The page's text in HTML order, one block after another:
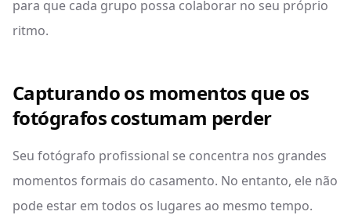
para que cada grupo possa colaborar no seu próprio
ritmo.
Capturando os momentos que os
fotógrafos costumam perder
Seu fotógrafo profissional se concentra nos grandes
momentos formais do casamento. No entanto, ele não
pode estar em todos os lugares ao mesmo tempo.